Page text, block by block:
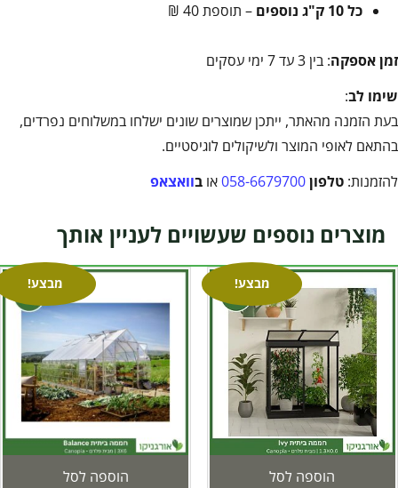
כל 10 ק"ג נוספים
– תוספת 40 ₪
זמן אספקה: בין 3 עד 7 ימי עסקים
שימו לב:
בעת הזמנה מהאתר, ייתכן שמוצרים שונים ישלחו במשלוחים נפרדים,
בהתאם לאופי המוצר ולשיקולים לוגיסטיים.
להזמנות: טלפון058-6679700או בוואצאפ
מוצרים נוספים שעשויים לעניין אותך
מבצע!
הוספה לסל
מבצע!
הוספה לסל